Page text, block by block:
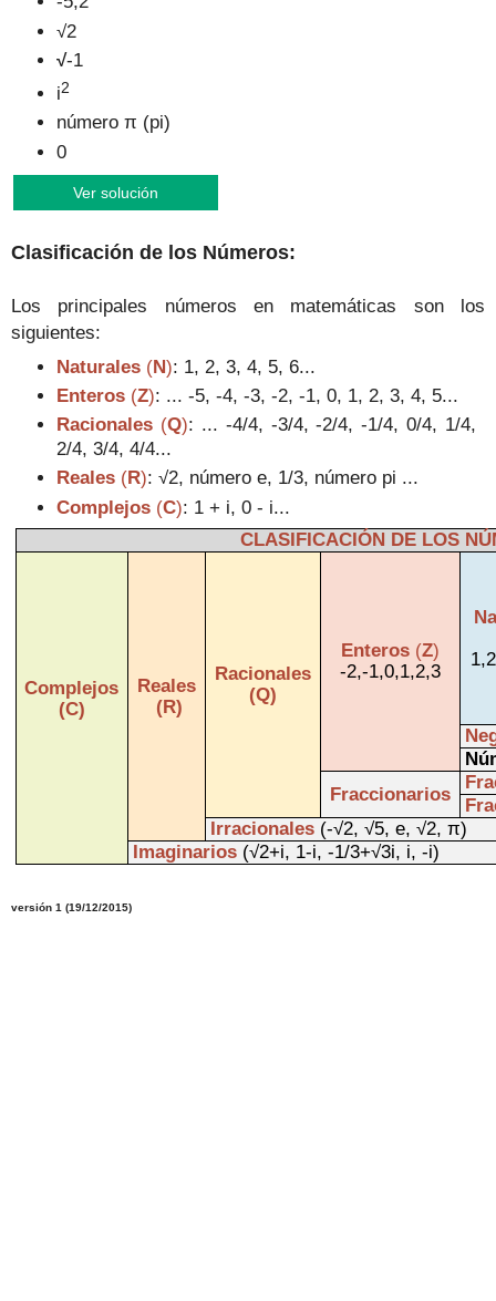
√2
√-1
i2
númeroπ (pi)
0
Ver solución
Clasificación de los Números:
Los principales números en matemáticas son los
siguientes:
Naturales (N): 1, 2, 3, 4, 5, 6...
Enteros (Z): ... -5, -4, -3, -2, -1, 0, 1, 2, 3, 4, 5...
Racionales (Q): ... -4/4, -3/4, -2/4, -1/4, 0/4, 1/4,
2/4, 3/4, 4/4...
Reales (R): √2, número e, 1/3, número pi ...
Complejos (C): 1 + i,0- i...
CLASIFICACIÓN DE LOS
Complejos
(C)
Reales
(R)
Racionales
(Q)
Enteros(Z)
-2,-1,0,1,2,3
Fraccionarios
Irracionales (-√2, √5, e, √2, π)
Imaginarios (√2+i, 1-i, -1/3+√3i, i, -i)
versión 1 (19/12/2015)